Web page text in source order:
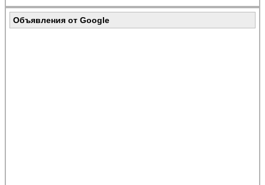
Объявления от Google